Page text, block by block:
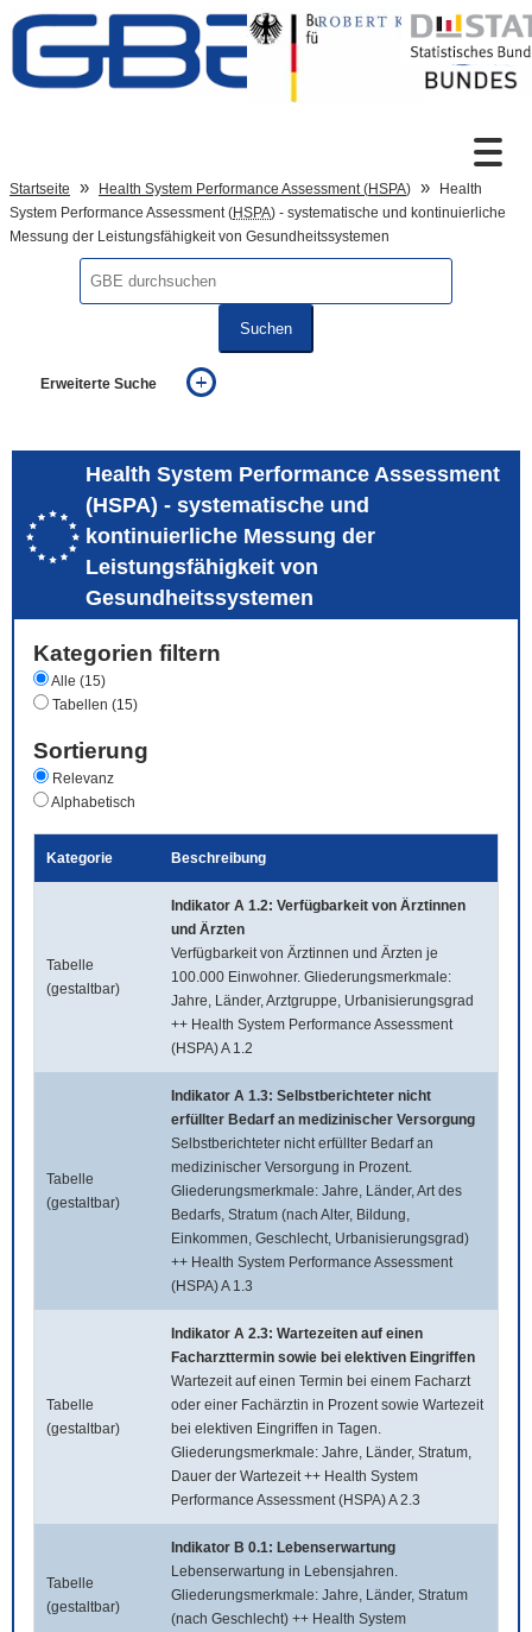
Zum Inhalt
Sprachumschaltung
Startseite Health System Performance Assessment (HSPA)
Health
System Performance Assessment (HSPA) - systematische und kontinuierliche
Messung der Leistungsfähigkeit von Gesundheitssystemen
Suchen
Erweiterte Suche
auch in allen Texten suchen (Volltextsuche)
auch Synonyme einbeziehen
auch ähnlich geschriebenes einbeziehen
Health System Performance Assessment
(HSPA) - systematische und
kontinuierliche Messung der
Leistungsfähigkeit von
Gesundheitssystemen
Kategorien filtern
Alle (15)
Tabellen (15)
Sortierung
Relevanz
Alphabetisch
Kategorie Beschreibung
Tabelle
(gestaltbar)
Indikator A 1.2: Verfügbarkeit von Ärztinnen
und Ärzten
Verfügbarkeit von Ärztinnen und Ärzten je
100.000 Einwohner. Gliederungsmerkmale:
Jahre, Länder, Arztgruppe, Urbanisierungsgrad
++ Health System Performance Assessment
(HSPA) A 1.2
Tabelle
(gestaltbar)
Indikator A 1.3: Selbstberichteter nicht
erfüllter Bedarf an medizinischer Versorgung
Selbstberichteter nicht erfüllter Bedarf an
medizinischer Versorgung in Prozent.
Gliederungsmerkmale: Jahre, Länder, Art des
Bedarfs, Stratum (nach Alter, Bildung,
Einkommen, Geschlecht, Urbanisierungsgrad)
++ Health System Performance Assessment
(HSPA) A 1.3
Tabelle
(gestaltbar)
Indikator A 2.3: Wartezeiten auf einen
Facharzttermin sowie bei elektiven Eingriffen
Wartezeit auf einen Termin bei einem Facharzt
oder einer Fachärztin in Prozent sowie Wartezeit
bei elektiven Eingriffen in Tagen.
Gliederungsmerkmale: Jahre, Länder, Stratum,
Dauer der Wartezeit ++ Health System
Performance Assessment (HSPA) A 2.3
Tabelle
(gestaltbar)
Indikator B 0.1: Lebenserwartung
Lebenserwartung in Lebensjahren.
Gliederungsmerkmale: Jahre, Länder, Stratum
(nach Geschlecht) ++ Health System